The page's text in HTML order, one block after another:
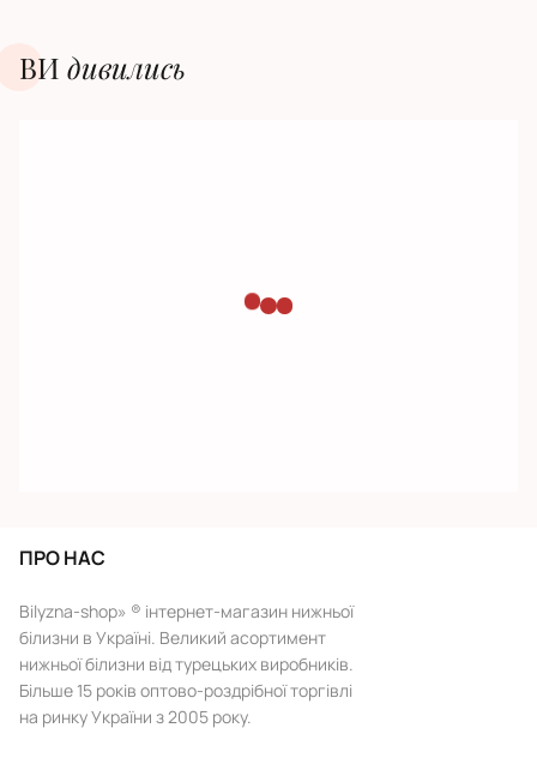
ВИ дивилиcь
ПРО НАС
Bilyzna-shop» ® інтернет-магазин нижньої
білизни в Україні. Великий асортимент
нижньої білизни від турецьких виробників.
Більше 15 років оптово-роздрібної торгівлі
на ринку України з 2005 року.